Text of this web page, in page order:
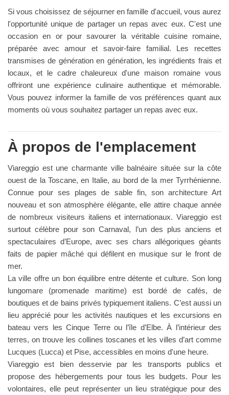
Si vous choisissez de séjourner en famille d'accueil, vous aurez
l'opportunité unique de partager un repas avec eux. C'est une
occasion en or pour savourer la véritable cuisine romaine,
préparée avec amour et savoir-faire familial. Les recettes
transmises de génération en génération, les ingrédients frais et
locaux, et le cadre chaleureux d'une maison romaine vous
offriront une expérience culinaire authentique et mémorable.
Vous pouvez informer la famille de vos préférences quant aux
moments où vous souhaitez partager un repas avec eux.
À propos de l'emplacement
Viareggio est une charmante ville balnéaire située sur la côte
ouest de la Toscane, en Italie, au bord de la mer Tyrrhénienne.
Connue pour ses plages de sable fin, son architecture Art
nouveau et son atmosphère élégante, elle attire chaque année
de nombreux visiteurs italiens et internationaux. Viareggio est
surtout célèbre pour son Carnaval, l’un des plus anciens et
spectaculaires d’Europe, avec ses chars allégoriques géants
faits de papier mâché qui défilent en musique sur le front de
mer.
La ville offre un bon équilibre entre détente et culture. Son long
lungomare (promenade maritime) est bordé de cafés, de
boutiques et de bains privés typiquement italiens. C’est aussi un
lieu apprécié pour les activités nautiques et les excursions en
bateau vers les Cinque Terre ou l’île d’Elbe. À l’intérieur des
terres, on trouve les collines toscanes et les villes d’art comme
Lucques (Lucca) et Pise, accessibles en moins d'une heure.
Viareggio est bien desservie par les transports publics et
propose des hébergements pour tous les budgets. Pour les
volontaires, elle peut représenter un lieu stratégique pour des